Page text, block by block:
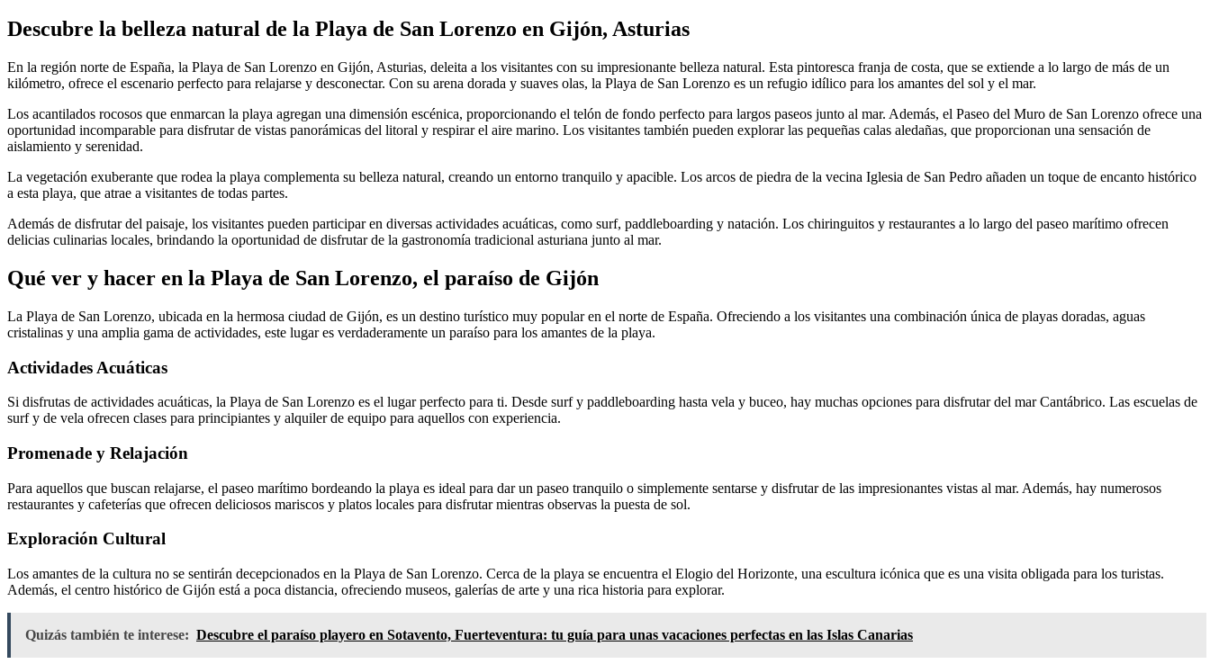
Descubre la belleza natural de la Playa de San Lorenzo en Gijón, Asturias
En la región norte de España, la Playa de San Lorenzo en Gijón, Asturias, deleita a los visitantes con su impresionante belleza natural. Esta pintoresca franja de costa, que se extiende a lo largo de más de un
kilómetro, ofrece el escenario perfecto para relajarse y desconectar. Con su arena dorada y suaves olas, la Playa de San Lorenzo es un refugio idílico para los amantes del sol y el mar.
Los acantilados rocosos que enmarcan la playa agregan una dimensión escénica, proporcionando el telón de fondo perfecto para largos paseos junto al mar. Además, el Paseo del Muro de San Lorenzo ofrece una
oportunidad incomparable para disfrutar de vistas panorámicas del litoral y respirar el aire marino. Los visitantes también pueden explorar las pequeñas calas aledañas, que proporcionan una sensación de
aislamiento y serenidad.
La vegetación exuberante que rodea la playa complementa su belleza natural, creando un entorno tranquilo y apacible. Los arcos de piedra de la vecina Iglesia de San Pedro añaden un toque de encanto histórico
a esta playa, que atrae a visitantes de todas partes.
Además de disfrutar del paisaje, los visitantes pueden participar en diversas actividades acuáticas, como surf, paddleboarding y natación. Los chiringuitos y restaurantes a lo largo del paseo marítimo ofrecen
delicias culinarias locales, brindando la oportunidad de disfrutar de la gastronomía tradicional asturiana junto al mar.
Qué ver y hacer en la Playa de San Lorenzo, el paraíso de Gijón
La Playa de San Lorenzo, ubicada en la hermosa ciudad de Gijón, es un destino turístico muy popular en el norte de España. Ofreciendo a los visitantes una combinación única de playas doradas, aguas
cristalinas y una amplia gama de actividades, este lugar es verdaderamente un paraíso para los amantes de la playa.
Actividades Acuáticas
Si disfrutas de actividades acuáticas, la Playa de San Lorenzo es el lugar perfecto para ti. Desde surf y paddleboarding hasta vela y buceo, hay muchas opciones para disfrutar del mar Cantábrico. Las escuelas de
surf y de vela ofrecen clases para principiantes y alquiler de equipo para aquellos con experiencia.
Promenade y Relajación
Para aquellos que buscan relajarse, el paseo marítimo bordeando la playa es ideal para dar un paseo tranquilo o simplemente sentarse y disfrutar de las impresionantes vistas al mar. Además, hay numerosos
restaurantes y cafeterías que ofrecen deliciosos mariscos y platos locales para disfrutar mientras observas la puesta de sol.
Exploración Cultural
Los amantes de la cultura no se sentirán decepcionados en la Playa de San Lorenzo. Cerca de la playa se encuentra el Elogio del Horizonte, una escultura icónica que es una visita obligada para los turistas.
Además, el centro histórico de Gijón está a poca distancia, ofreciendo museos, galerías de arte y una rica historia para explorar.
Quizás también te interese: Descubre el paraíso playero en Sotavento, Fuerteventura: tu guía para unas vacaciones perfectas en las Islas Canarias